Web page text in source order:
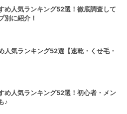
め人気ランキング52選！徹底調査して
別に紹介！
人気ランキング52選【速乾・くせ毛・
め人気ランキング52選！初心者・メン
♪